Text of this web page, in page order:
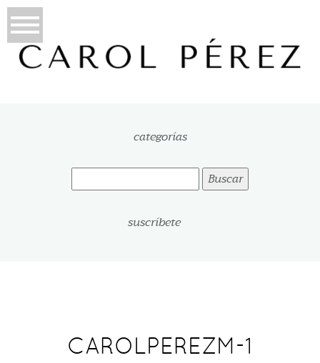
categorías
Buscar:
suscríbete
CAROLPEREZM-1